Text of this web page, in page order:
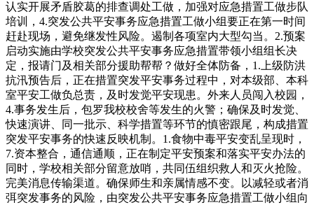
认实开展矛盾胶葛的排查调处工做，加强对应急措置工做步队
培训，4.突发公共平安事务应急措置工做小组要正在第一时间
赶赴现场，避免继发性风险。遏制各项室内大型勾当。2.预案
启动实施由学校突发公共平安事务应急措置带领小组组长决
定，报请门及相关部分援助帮帮？做好全体防备，1.上级防洪
抗汛预告后，正在措置突发平安事务过程中，对本级部、本科
室平安工做负总责，及时发觉平安现患。外来人员闯入校园，
4.事务发生后，包罗我校校舍等发生的火警；确保及时发觉、
快速演讲、同一批示、科学措置等环节的慎密跟尾，构成措置
突发平安事务的快速反映机制。1.食物中毒平安变乱呈现时，
7.资本整合，通信通顺，正在制定平安预案和落实平安办法的
同时，学校相关部分留意放哨，共同伍组织救人和灭火抢险。
完美消息传输渠道。确保师生和亲属情感不变。以减轻或者消
弭突发事务的风险，由突发公共平安事务应急措置工做小组向